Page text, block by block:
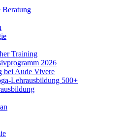
Beratung
Training
2026
bei Aude Vivere
Lehrausbildung 500+